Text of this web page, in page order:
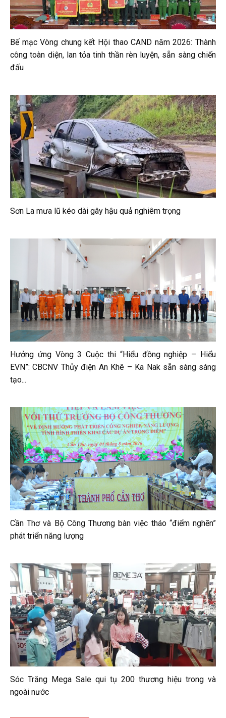
Bế mạc Vòng chung kết Hội thao CAND năm 2026: Thành
công toàn diện, lan tỏa tinh thần rèn luyện, sẵn sàng chiến
đấu
Sơn La mưa lũ kéo dài gây hậu quả nghiêm trọng
Hưởng ứng Vòng 3 Cuộc thi “Hiểu đồng nghiệp – Hiểu
EVN”: CBCNV Thủy điện An Khê – Ka Nak sẵn sàng sáng
tạo...
Cần Thơ và Bộ Công Thương bàn việc tháo “điểm nghẽn”
phát triển năng lượng
Sóc Trăng Mega Sale qui tụ 200 thương hiệu trong và
ngoài nước